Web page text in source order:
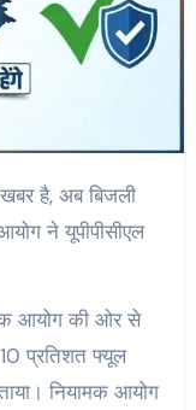
है, अब बिजली
ने यूपीपीसीएल
आयोग की ओर से
प्रतिशत फ्यूल
नियामक आयोग